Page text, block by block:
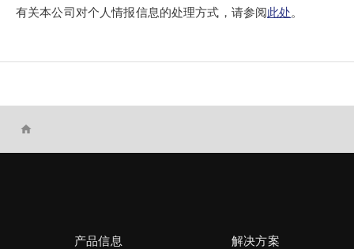
有关本公司对个人情报信息的处理方式，请参阅此处。
home
产品信息 解决方案